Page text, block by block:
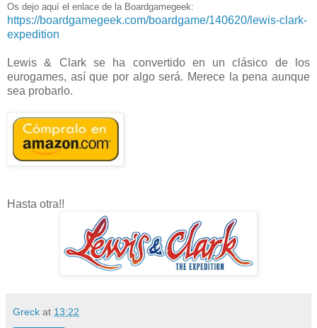
Os dejo aquí el enlace de la Boardgamegeek:
https://boardgamegeek.com/boardgame/140620/lewis-clark-
expedition
Lewis & Clark se ha convertido en un clásico de los
eurogames, así que por algo será. Merece la pena aunque
sea probarlo.
Hasta otra!!
Greck at 13:22